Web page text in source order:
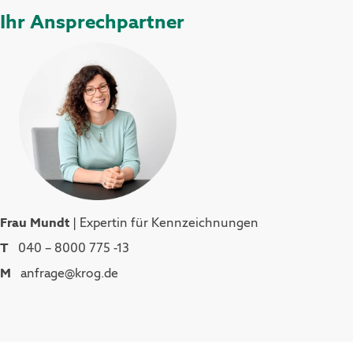
Ihr Ansprechpartner
Frau Mundt | Expertin für Kennzeichnungen
T 040 – 8000 775 -13
M anfrage@krog.de